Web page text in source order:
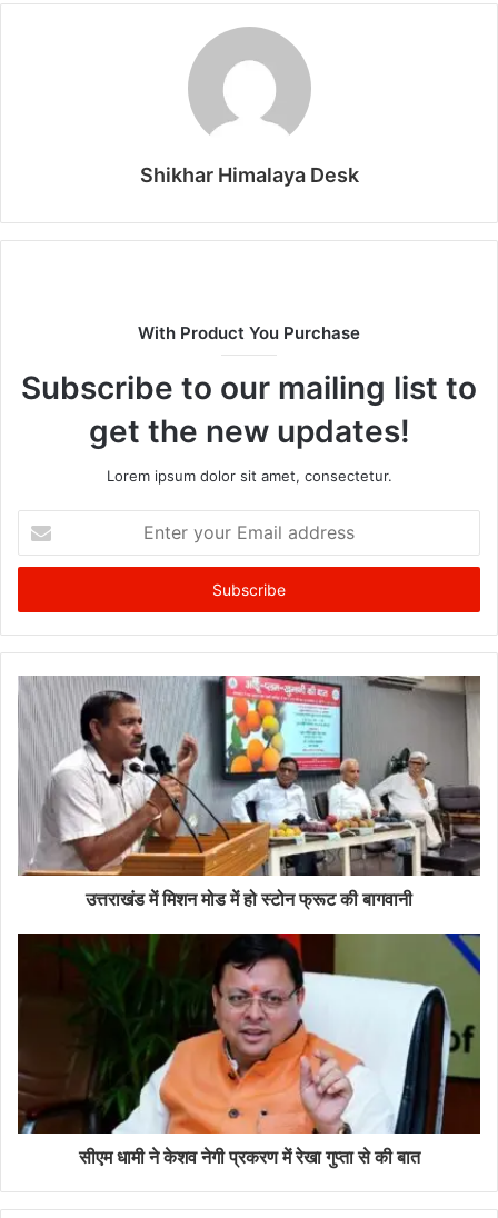
Shikhar Himalaya Desk
With Product You Purchase
Subscribe to our mailing list to
get the new updates!
Lorem ipsum dolor sit amet, consectetur.
your
Email
उत्तराखंड में मिशन मोड में हो स्टोन फ्रूट की बागवानी
सीएम धामी ने केशव नेगी प्रकरण में रेखा गुप्ता से की बात